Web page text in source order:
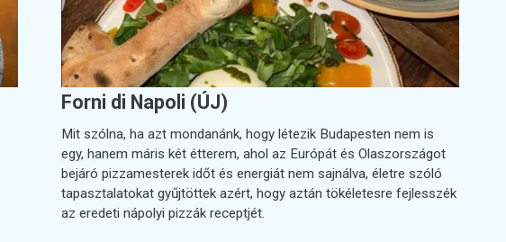
Forni di Napoli (ÚJ)
Mit szólna, ha azt mondanánk, hogy létezik Budapesten nem is
egy, hanem máris két étterem, ahol az Európát és Olaszországot
bejáró pizzamesterek időt és energiát nem sajnálva, életre szóló
tapasztalatokat gyűjtöttek azért, hogy aztán tökéletesre fejlesszék
az eredeti nápolyi pizzák receptjét.